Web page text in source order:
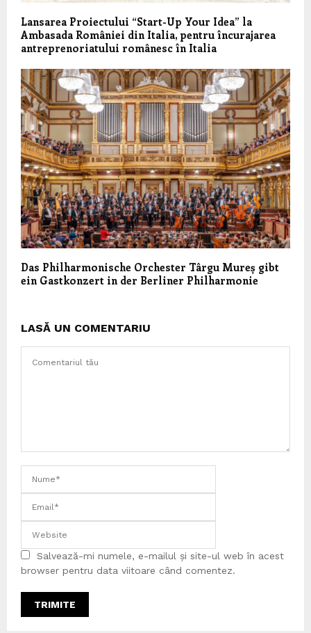
Lansarea Proiectului “Start-Up Your Idea” la
Ambasada României din Italia, pentru încurajarea
antreprenoriatului românesc în Italia
Das Philharmonische Orchester Târgu Mureș gibt
ein Gastkonzert in der Berliner Philharmonie
LASĂ UN COMENTARIU
Salvează-mi numele, e-mailul și site-ul web în acest
browser pentru data viitoare când comentez.